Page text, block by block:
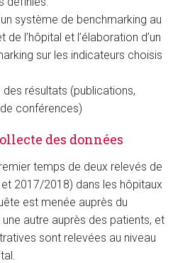
système de benchmarking au
de l’hôpital et l’élaboration d’un
sur les indicateurs choisis
résultats (publications,
conférences)
des données
temps de deux relevés de
2017/2018) dans les hôpitaux
est menée auprès du
autre auprès des patients, et
sont relevées au niveau